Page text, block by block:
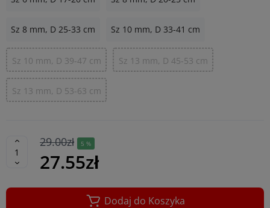
Sz 8 mm, D 25-33 cm Sz 10 mm, D 33-41 cm
Sz 10 mm, D 39-47 cm Sz 13 mm, D 45-53 cm
Sz 13 mm, D 53-63 cm
29.00zł 5 %
27.55zł
Dodaj do Koszyka